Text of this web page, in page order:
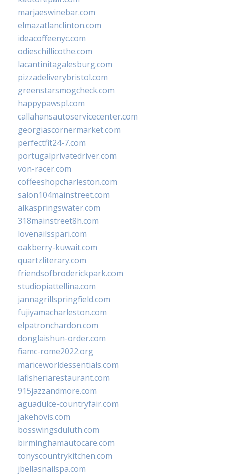
marjaeswinebar.com
elmazatlanclinton.com
ideacoffeenyc.com
odieschillicothe.com
lacantinitagalesburg.com
pizzadeliverybristol.com
greenstarsmogcheck.com
happypawspl.com
callahansautoservicecenter.com
georgiascornermarket.com
perfectfit24-7.com
portugalprivatedriver.com
von-racer.com
coffeeshopcharleston.com
salon104mainstreet.com
alkaspringswater.com
318mainstreet8h.com
lovenailsspari.com
oakberry-kuwait.com
quartzliterary.com
friendsofbroderickpark.com
studiopiattellina.com
jannagrillspringfield.com
fujiyamacharleston.com
elpatronchardon.com
donglaishun-order.com
fiamc-rome2022.org
mariceworldessentials.com
lafisheriarestaurant.com
915jazzandmore.com
aguadulce-countryfair.com
jakehovis.com
bosswingsduluth.com
birminghamautocare.com
tonyscountrykitchen.com
jbellasnailspa.com